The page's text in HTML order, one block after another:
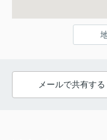
メールで共有する